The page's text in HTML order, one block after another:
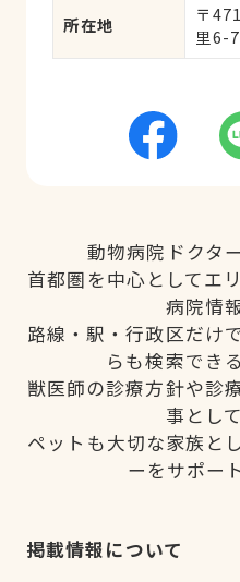
所在地
〒
里6-
動物病院ドクタ
首都圏を中心としてエ
病院情
路線・駅・行政区だけ
らも検索でき
獣医師の診療方針や診
事とし
ペットも大切な家族と
ーをサポー
掲載情報について